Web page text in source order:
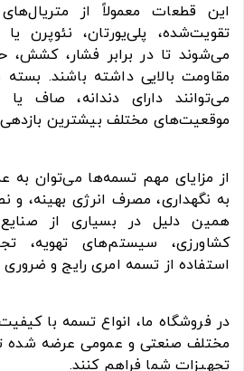
این قطعات معمولاً از
تقویت‌شده، پلی‌یورتان، نئوپرن
می‌شوند تا در برابر فشار،
مقاومت بالایی داشته باشند.
می‌توانند دارای دندانه، صاف
موقعیت‌های مختلف بیشترین بازدهی
از مزایای مهم تسمه‌ها می‌توان به
به نگهداری، مصرف انرژی بهینه، و
همین دلیل در بسیاری از
کشاورزی، سیستم‌های تهویه،
استفاده از تسمه امری رایج و
در فروشگاه ما، انواع تسمه با
مختلف صنعتی و عمومی عرضه شده تا
تجهیزات شما فراهم کنند.